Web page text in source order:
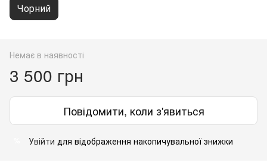
Чорний
Немає в наявності
3 500 грн
Повідомити, коли з'явиться
Увійти для відображення накопичувальної знижки